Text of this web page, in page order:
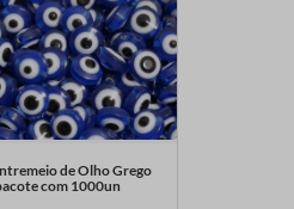
de Olho Grego
com 1000un